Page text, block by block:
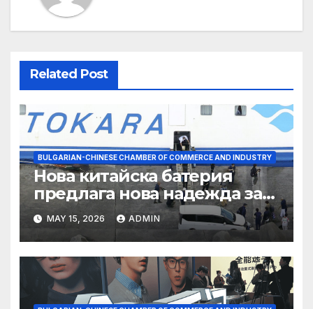
Related Post
BULGARIAN-CHINESE CHAMBER OF COMMERCE AND INDUSTRY
Нова китайска батерия
предлага нова надежда за
съхранение на водород
MAY 15, 2026 ADMIN